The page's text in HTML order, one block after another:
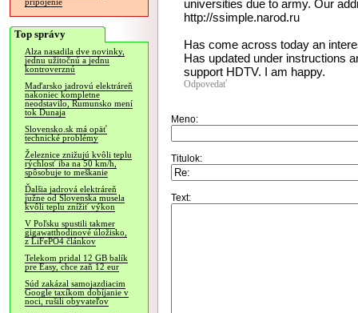
pripojenie
Top správy
Alza nasadila dve novinky,
jednu užitočnú a jednu
kontroverznú
Maďarsko jadrovú elektráreň
nakoniec kompletne
neodstavilo, Rumunsko mení
tok Dunaja
Slovensko.sk má opäť
technické problémy
Železnice znižujú kvôli teplu
rýchlosť iba na 50 km/h,
spôsobuje to meškanie
Ďalšia jadrová elektráreň
južne od Slovenska musela
kvôli teplu znížiť výkon
V Poľsku spustili takmer
gigawatthodinové úložisko,
z LiFePO4 článkov
Telekom pridal 12 GB balík
pre Easy, chce zaň 12 eur
Súd zakázal samojazdiacim
Google taxíkom dobíjanie v
noci, rušili obyvateľov
universities due to army. Our
http://ssimple.narod.ru
Has come across today an
Has updated under instructions
support HDTV. I am happy.
Odpovedať
Meno:
Titulok:
Text: